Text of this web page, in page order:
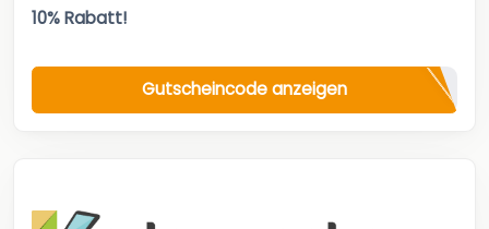
10% Rabatt!
Gutscheincode anzeigen